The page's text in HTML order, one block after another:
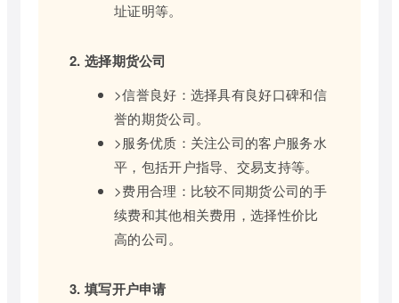
址证明等。
2. 选择期货公司
>信誉良好：选择具有良好口碑和信
誉的期货公司。
>服务优质：关注公司的客户服务水
平，包括开户指导、交易支持等。
>费用合理：比较不同期货公司的手
续费和其他相关费用，选择性价比
高的公司。
3. 填写开户申请